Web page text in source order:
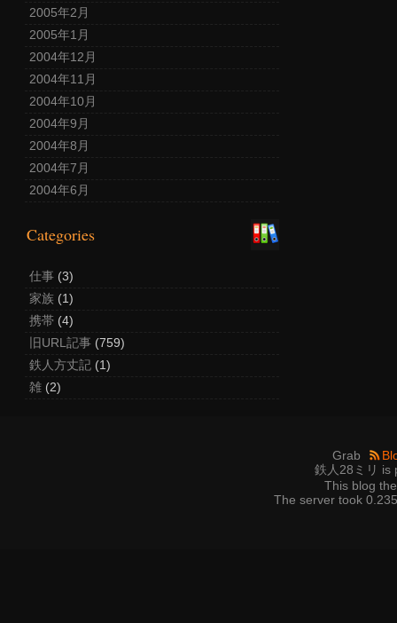
2005年2月
2005年1月
2004年12月
2004年11月
2004年10月
2004年9月
2004年8月
2004年7月
2004年6月
Categories
仕事 (3)
家族 (1)
携帯 (4)
旧URL記事 (759)
鉄人方丈記 (1)
雑 (2)
Grab
鉄人28ミリ
This blog
The server took